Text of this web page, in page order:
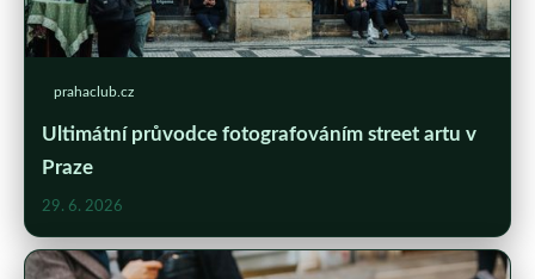
prahaclub.cz
Ultimátní průvodce fotografováním street artu v
Praze
29. 6. 2026